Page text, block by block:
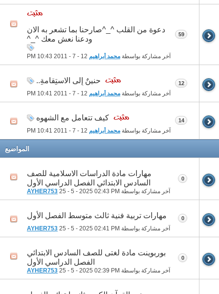
دعوة من القلب ^_^صارحنا بما تشعر به الان
ودعنا نعش معك ^_^
آخر مشاركة بواسطة محمد أبراهيم 10:43 PM
59
حنينٌ إِلى الاستِقامةِ..
آخر مشاركة بواسطة محمد أبراهيم 10:41 PM
12
كيف تتعامل مع الشهوه
آخر مشاركة بواسطة محمد أبراهيم 10:41 PM
14
المواضيع
مهارات مادة الدراسات الاسلامية للصف
السادس الابتدائي الفصل الدراسي الأول
آخر مشاركة بواسطة AYHER753 25 - 5 - 2025 02:43 PM
0
مهارات تربية فنية ثالث متوسط الفصل الأول
آخر مشاركة بواسطة AYHER753 25 - 5 - 2025 02:41 PM
0
بوربوينت مادة لغتى للصف السادس الابتدائي
الفصل الدراسي الأول
آخر مشاركة بواسطة AYHER753 25 - 5 - 2025 02:39 PM
0